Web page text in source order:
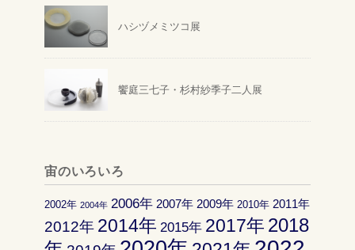
ハシヅメミツコ展
饗庭三七子・杉村紗季子二人展
宙のいろいろ
2002年 2004年 2006年 2007年 2009年 2010年 2011年
2012年 2014年 2015年 2017年 2018